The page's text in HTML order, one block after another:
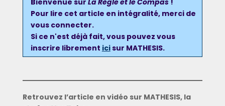
Pour lire cet article en intégralité, merci de
vous connecter.
Si ce n'est déjà fait, vous pouvez vous
inscrire librement icisur MATHESIS.
Retrouvez l’article en vidéo sur MATHESIS, la